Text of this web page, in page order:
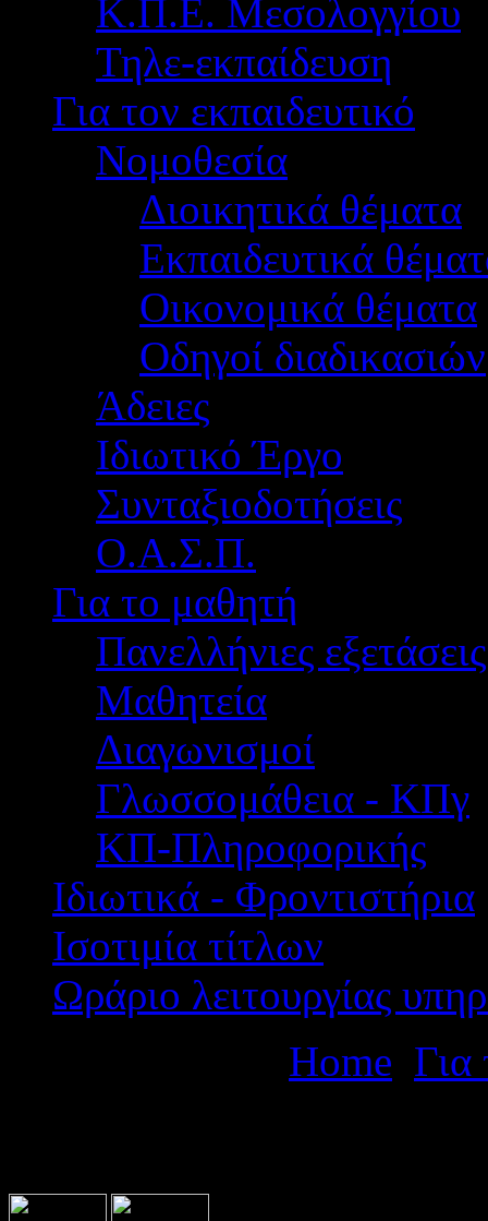
Κ.Π.Ε. Μεσολογγίου
Τηλε-εκπαίδευση
Για τον εκπαιδευτικό
Νομοθεσία
Διοικητικά θέματα
Εκπαιδευτικά
Οικονομικά θέματα
Οδηγοί διαδικασιών
Άδειες
Ιδιωτικό Έργο
Συνταξιοδοτήσεις
Ο.Α.Σ.Π.
Για το μαθητή
Πανελλήνιες εξετάσεις
Μαθητεία
Διαγωνισμοί
Γλωσσομάθεια - ΚΠγ
ΚΠ-Πληροφορικής
Ιδιωτικά - Φροντιστήρια
Ισοτιμία τίτλων
Ωράριο λειτουργίας
Home Για